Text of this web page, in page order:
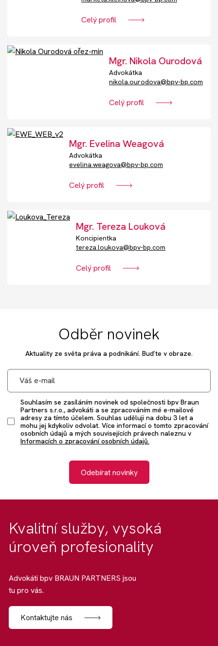
Celý profil
Mgr. Nikola Ourodová
Advokátka
nikola.ourodova@bpv-bp.com
Celý profil
Mgr. Evelina Weagová
Advokátka
evelina.weagova@bpv-bp.com
Celý profil
Mgr. Tereza Louková
Koncipientka
tereza.loukova@bpv-bp.com
Celý profil
Odběr novinek
Aktuality ze světa práva a podnikání. Buďte v obraze.
Souhlasím se zasíláním novinek od společnosti bpv Braun
Partners s.r.o., advokáti a se zpracováním mé e-mailové
adresy za tímto účelem. Souhlas uděluji na dobu 3 let a
mohu jej kdykoliv odvolat. Více informací o tomto zpracování
osobních údajů a mých souvisejících právech naleznu v
Informacích o zpracování osobních údajů.
Odebírat novinky
Kvalitní služby, vysoká
úroveň profesionality
Advokáti bpv BRAUN PARTNERS jsou
tu pro vás.
Kontaktujte nás